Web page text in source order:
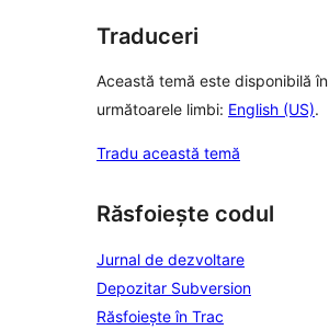
Traduceri
Această temă este disponibilă în
următoarele limbi: English (US).
Tradu această temă
Răsfoiește codul
Jurnal de dezvoltare
Depozitar Subversion
Răsfoiește în Trac